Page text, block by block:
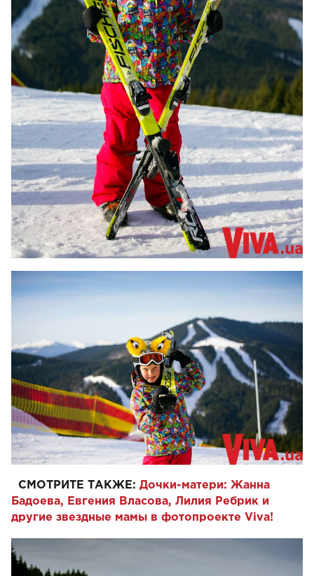
СМОТРИТЕ ТАКЖЕ: Дочки-матери: Жанна
Бадоева, Евгения Власова, Лилия Ребрик и
другие звездные мамы в фотопроекте Viva!